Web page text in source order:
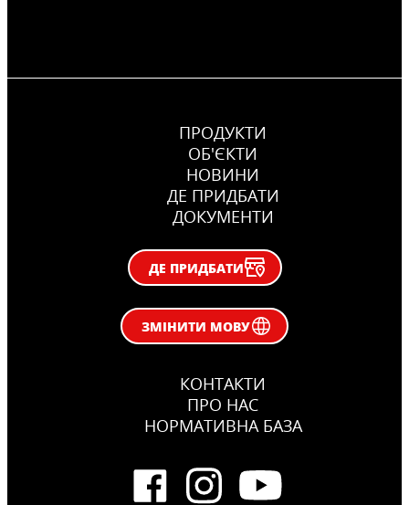
ПРОДУКТИ
ОБ'ЄКТИ
НОВИНИ
ДЕ ПРИДБАТИ
ДОКУМЕНТИ
ДЕ ПРИДБАТИ
ЗМІНИТИ МОВУ
КОНТАКТИ
ПРО НАС
НОРМАТИВНА БАЗА